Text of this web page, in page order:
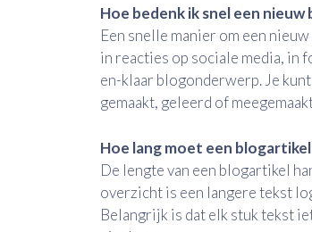
Hoe bedenk ik snel een
Een snelle manier om een
in reacties op sociale media, in
en-klaar blogonderwerp. Je
gemaakt, geleerd of
Hoe lang moet een blogartikel
De lengte van een blogartikel
overzicht is een langere tekst
Belangrijk is dat elk stuk tekst